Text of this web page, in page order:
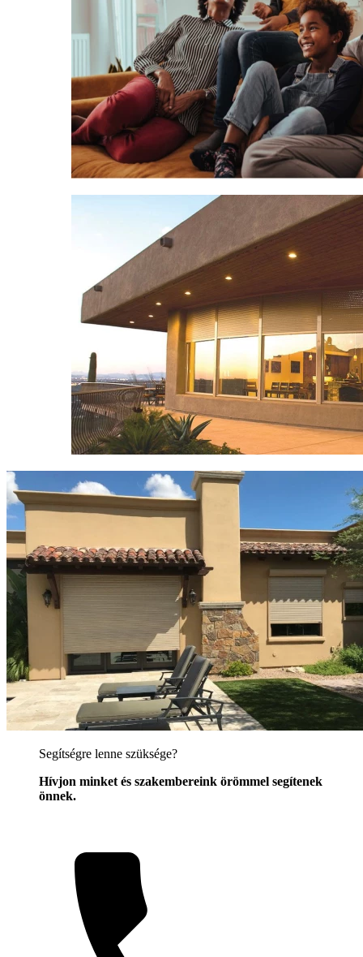
Segítségre lenne szüksége?
Hívjon minket és szakembereink örömmel segítenek
önnek.